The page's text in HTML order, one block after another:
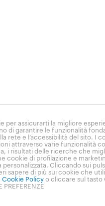
per assicurarti la migliore
di garantire le funzionalità
rete e l’accessibilità del sito. I
attraverso varie funzionalità
i risultati delle ricerche che
cookie di profilazione e
Cliccando sui
sapere di più sui cookie che
Cookie Policyo cliccare sul tasto
PREFERENZE